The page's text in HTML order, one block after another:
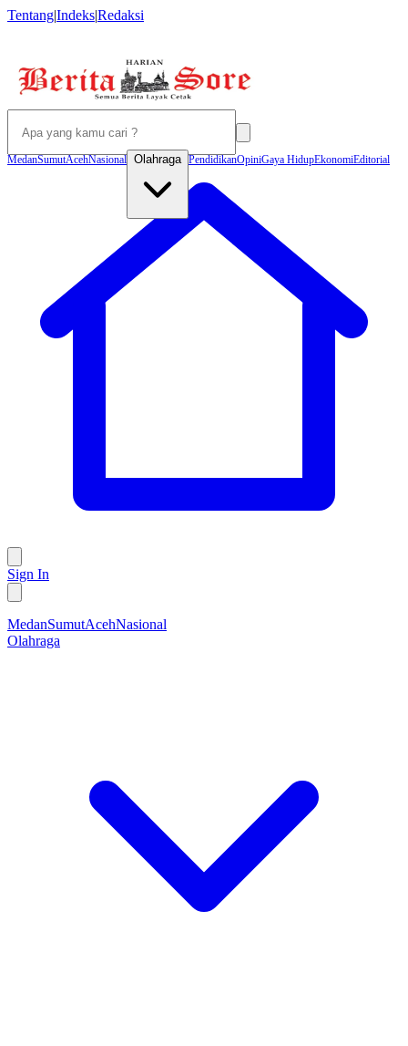
Tentang|Indeks|Redaksi
MedanSumutAcehNasional Olahraga PendidikanOpiniGaya HidupEkonomiEditorial
Sign In
MedanSumutAcehNasional
Olahraga